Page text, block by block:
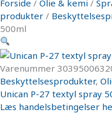
Forside / Olie & kemi /
produkter /
500ml
Varenummer
Beskyttelsesprodukter,
Unican P-27 textyl spray
Læs handelsbetingelser